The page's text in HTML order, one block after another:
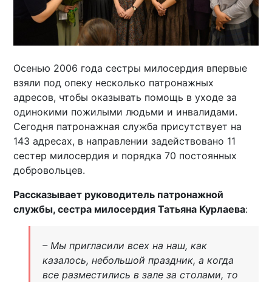
Осенью 2006 года сестры милосердия впервые
взяли под опеку несколько патронажных
адресов, чтобы оказывать помощь в уходе за
одинокими пожилыми людьми и инвалидами.
Сегодня патронажная служба присутствует на
143 адресах, в направлении задействовано 11
сестер милосердия и порядка 70 постоянных
добровольцев.
Рассказывает руководитель патронажной
службы, сестра милосердия Татьяна Курлаева:
– Мы пригласили всех на наш, как
казалось, небольшой праздник, а когда
все разместились в зале за столами, то